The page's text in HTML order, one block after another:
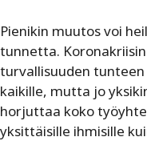
Pienikin muutos voi
tunnetta.
turvallisuuden tunteen
kaikille, mutta jo
horjuttaa koko
yksittäisille ihmisille